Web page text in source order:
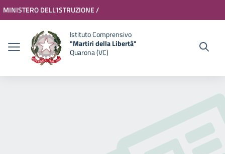
Vai ai contenuti
Vai al menu di navigazione
Vai al footer
MINISTERO DELL'ISTRUZIONE /
MINISTERO DELL'UNIVERSITÀ E
DELLA RICERCA
Istituto Comprensivo
"Martiri della Libertà"
Quarona (VC)